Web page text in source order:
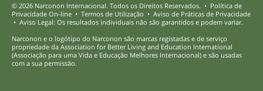
© 2026 Narconon Internacional. Todos os Direitos Reservados. • Política de
Privacidade On-line • Termos de Utilização • Aviso de Práticas de Privacidade
• Aviso Legal: Os resultados individuais não são garantidos e podem variar.
Narconon e o logótipo do Narconon são marcas registadas e de serviço
propriedade da Association for Better Living and Education International
(Associação para uma Vida e Educação Melhores Internacional) e são usadas
com a sua permissão.